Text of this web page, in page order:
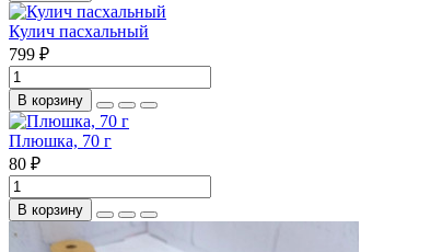
Кулич пасхальный
799 ₽
В корзину
Плюшка, 70 г
80 ₽
В корзину